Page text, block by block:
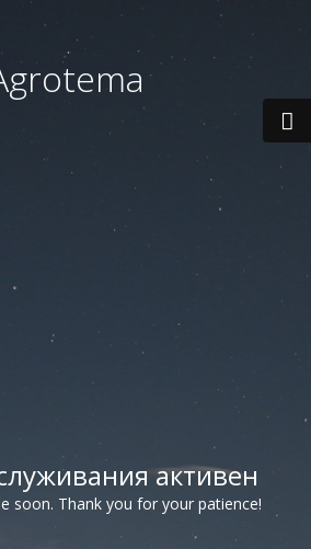
активен
soon. Thank you for your patience!